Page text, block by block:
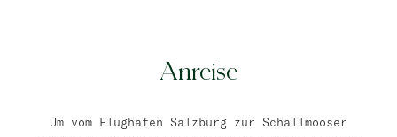
master Bat Yam
Anreise
Um vom Flughafen Salzburg zur Schallmooser